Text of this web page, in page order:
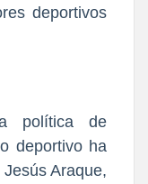
deportivos
política de
deportivo ha
Araque,